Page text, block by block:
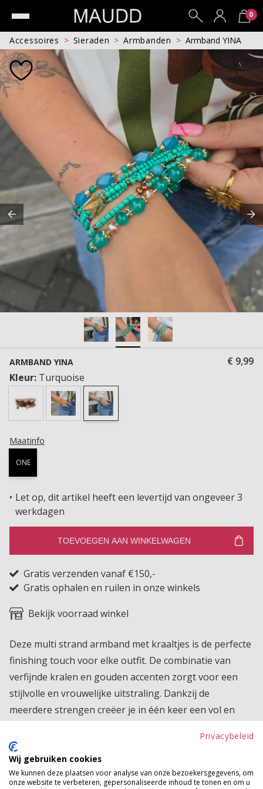
0
Accessoires Sieraden Armbanden Armband YINA
ARMBAND YINA
€ 9,99
Kleur: Turquoise
Maatinfo
ONE
Let op, dit artikel heeft een levertijd van ongeveer 3
werkdagen
TOEVOEGEN AAN WINKELWAGEN
Gratis verzenden vanaf €150,-
Gratis ophalen en ruilen in onze winkels
Bekijk voorraad winkel
Deze multi strand armband met kraaltjes is de perfecte
finishing touch voor elke outfit. De combinatie van
verfijnde kralen en gouden accenten zorgt voor een
stijlvolle en vrouwelijke uitstraling. Dankzij de
meerdere strengen creëer je in één keer een vol en
om je outfit direct te pimpen. Draag hem casual bij een
jeans en T shirt of combineer met een jurk voor een
boho chique look. De armband is elastisch en zit
Privacybeleid
Wij gebruiken cookies
We kunnen deze plaatsen voor analyse van onze bezoekersgegevens, om
onze website te verbeteren, gepersonaliseerde inhoud te tonen en om u